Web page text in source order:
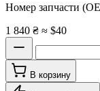
Номер запчасти
1 840 ₴ ≈ $40
В корзину